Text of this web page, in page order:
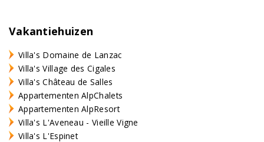
Vakantiehuizen
Villa's Domaine de Lanzac
Villa's Village des Cigales
Villa's Château de Salles
Appartementen AlpChalets
Appartementen AlpResort
Villa's L'Aveneau - Vieille Vigne
Villa's L'Espinet